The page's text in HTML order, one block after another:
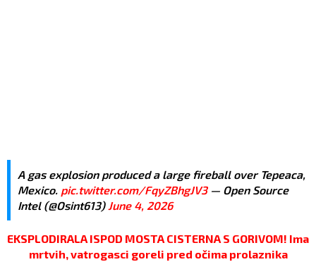
A gas explosion produced a large fireball over Tepeaca,
Mexico. pic.twitter.com/FqyZBhgJV3— Open Source
Intel (@Osint613) June 4, 2026
EKSPLODIRALA ISPOD MOSTA CISTERNA S GORIVOM! Ima
mrtvih, vatrogasci goreli pred očima prolaznika